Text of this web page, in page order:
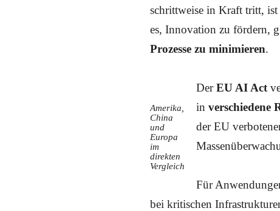
schrittweise in Kraft tritt, ist
es, Innovation zu fördern,
Prozesse zu minimieren.
Amerika,
China
und
Europa
im
direkten
Vergleich
Der EU AI Act
in verschiedene
der EU
Für
bei kritischen